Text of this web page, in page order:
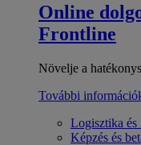
Online
Frontline
Növelje a
További
Logisztika és
Képzés és